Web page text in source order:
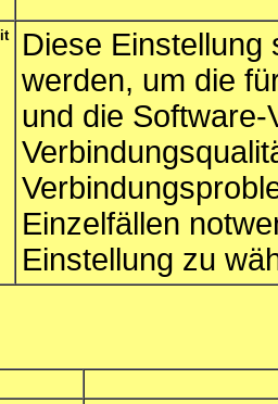
Diese
werden, um die
und die Software-
Einzelfällen
Einstellung zu